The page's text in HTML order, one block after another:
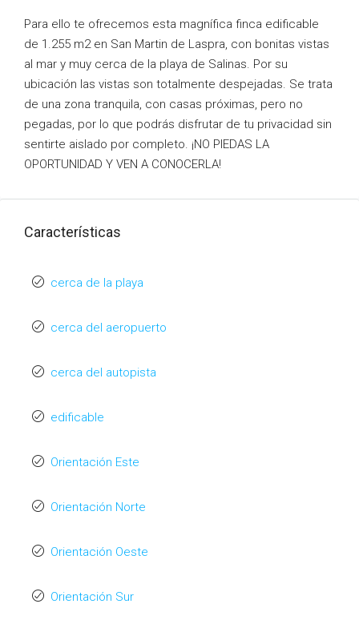
Para ello te ofrecemos esta magnífica finca edificable
de 1.255 m2 en San Martin de Laspra, con bonitas vistas
al mar y muy cerca de la playa de Salinas. Por su
ubicación las vistas son totalmente despejadas. Se trata
de una zona tranquila, con casas próximas, pero no
pegadas, por lo que podrás disfrutar de tu privacidad sin
sentirte aislado por completo. ¡NO PIEDAS LA
OPORTUNIDAD Y VEN A CONOCERLA!
Características
cerca de la playa
cerca del aeropuerto
cerca del autopista
edificable
Orientación Este
Orientación Norte
Orientación Oeste
Orientación Sur